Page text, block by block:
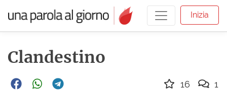
Inizia
Clandestino
16 1